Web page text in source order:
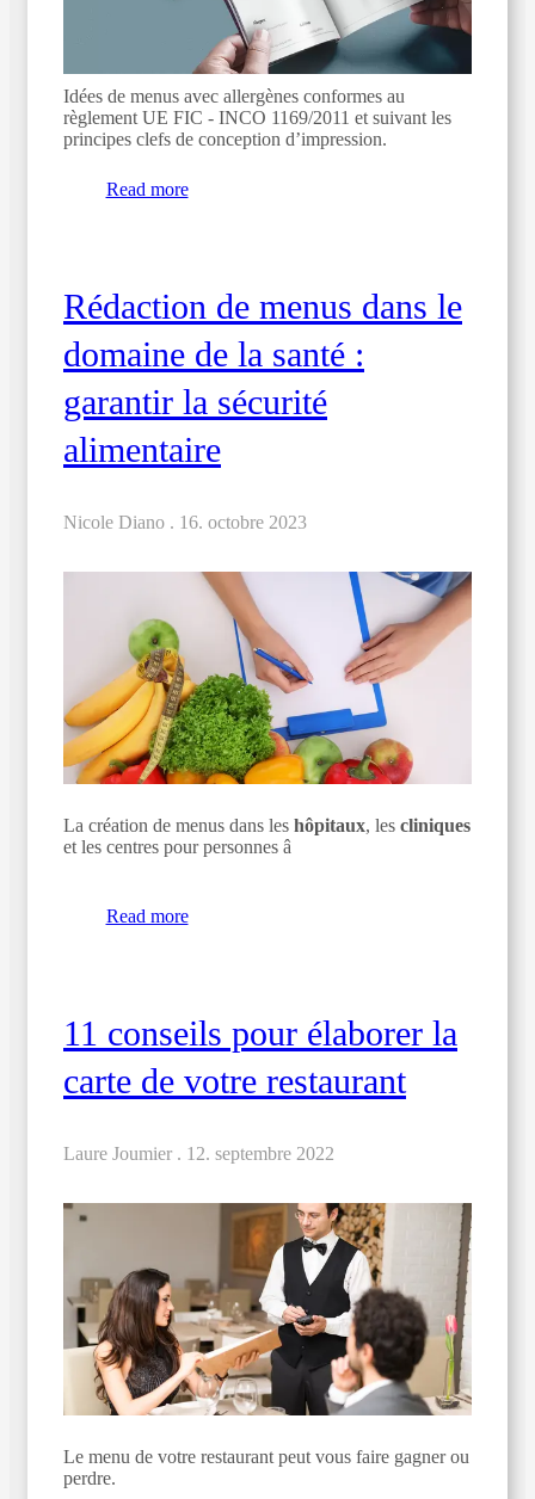
Idées de menus avec allergènes conformes au
règlement UE FIC - INCO 1169/2011 et suivant les
principes clefs de conception d’impression.
Read more
Rédaction de menus dans le
domaine de la santé :
garantir la sécurité
alimentaire
Nicole Diano . 16. octobre 2023
La création de menus dans les hôpitaux, les cliniques
et les centres pour personnes â
Read more
11 conseils pour élaborer la
carte de votre restaurant
Laure Joumier . 12. septembre 2022
Le menu de votre restaurant peut vous faire gagner ou
perdre.